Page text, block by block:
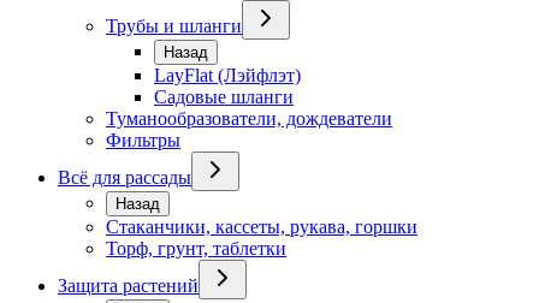
Трубы и шланги
Назад
LayFlat (Лэйфлэт)
Садовые шланги
Туманообразователи, дождеватели
Фильтры
Всё для рассады
Назад
Стаканчики, кассеты, рукава, горшки
Торф, грунт, таблетки
Защита растений